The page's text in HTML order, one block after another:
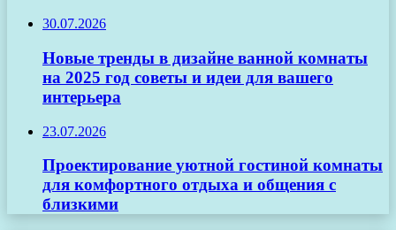
30.07.2026
Новые тренды в дизайне ванной комнаты
на 2025 год советы и идеи для вашего
интерьера
23.07.2026
Проектирование уютной гостиной комнаты
для комфортного отдыха и общения с
близкими